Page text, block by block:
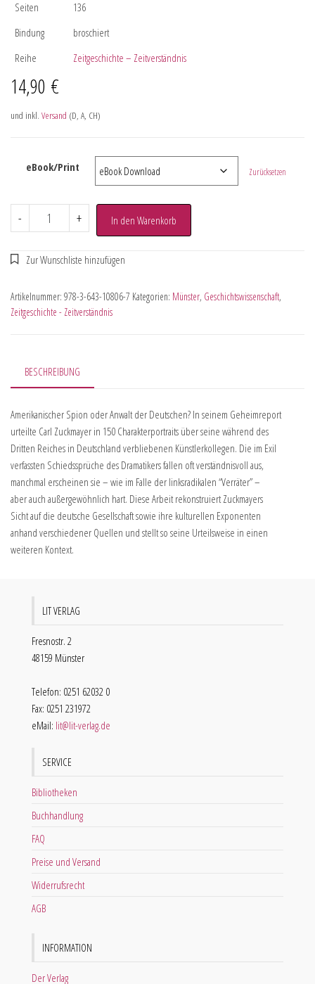
Seiten
136
Bindung
broschiert
Reihe
Zeitgeschichte – Zeitverständnis
14,90 €
und inkl. Versand (D, A, CH)
eBook/Print Zurücksetzen
- + In den Warenkorb
Artikelnummer: 978-3-643-10806-7 Kategorien: Münster, Geschichtswissenschaft,
Zeitgeschichte - Zeitverständnis
BESCHREIBUNG
Amerikanischer Spion oder Anwalt der Deutschen? In seinem Geheimreport
urteilte Carl Zuckmayer in 150 Charakterportraits über seine während des
Dritten Reiches in Deutschland verbliebenen Künstlerkollegen. Die im Exil
verfassten Schiedssprüche des Dramatikers fallen oft verständnisvoll aus,
manchmal erscheinen sie – wie im Falle der linksradikalen “Verräter” –
aber auch außergewöhnlich hart. Diese Arbeit rekonstruiert Zuckmayers
Sicht auf die deutsche Gesellschaft sowie ihre kulturellen Exponenten
anhand verschiedener Quellen und stellt so seine Urteilsweise in einen
weiteren Kontext.
LIT VERLAG
Fresnostr. 2
48159 Münster
Telefon: 0251 62032 0
Fax: 0251 231972
eMail: lit@lit-verlag.de
SERVICE
Bibliotheken
Buchhandlung
FAQ
Preise und Versand
Widerrufsrecht
AGB
INFORMATION
Der Verlag